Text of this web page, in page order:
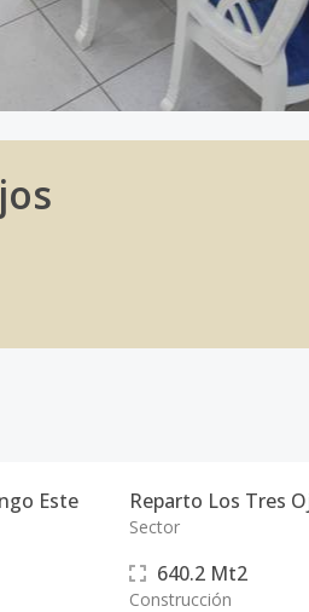
Este Reparto Los Tres
Sector
640.2 Mt2
Construcción